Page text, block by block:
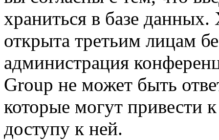
храниться в базе
открыта третьим лицам
администрация
Group не может быть
которые могут привести
доступу к ней.